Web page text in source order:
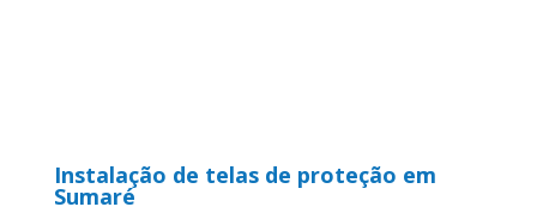
Instalação de telas de proteção em
Sumaré